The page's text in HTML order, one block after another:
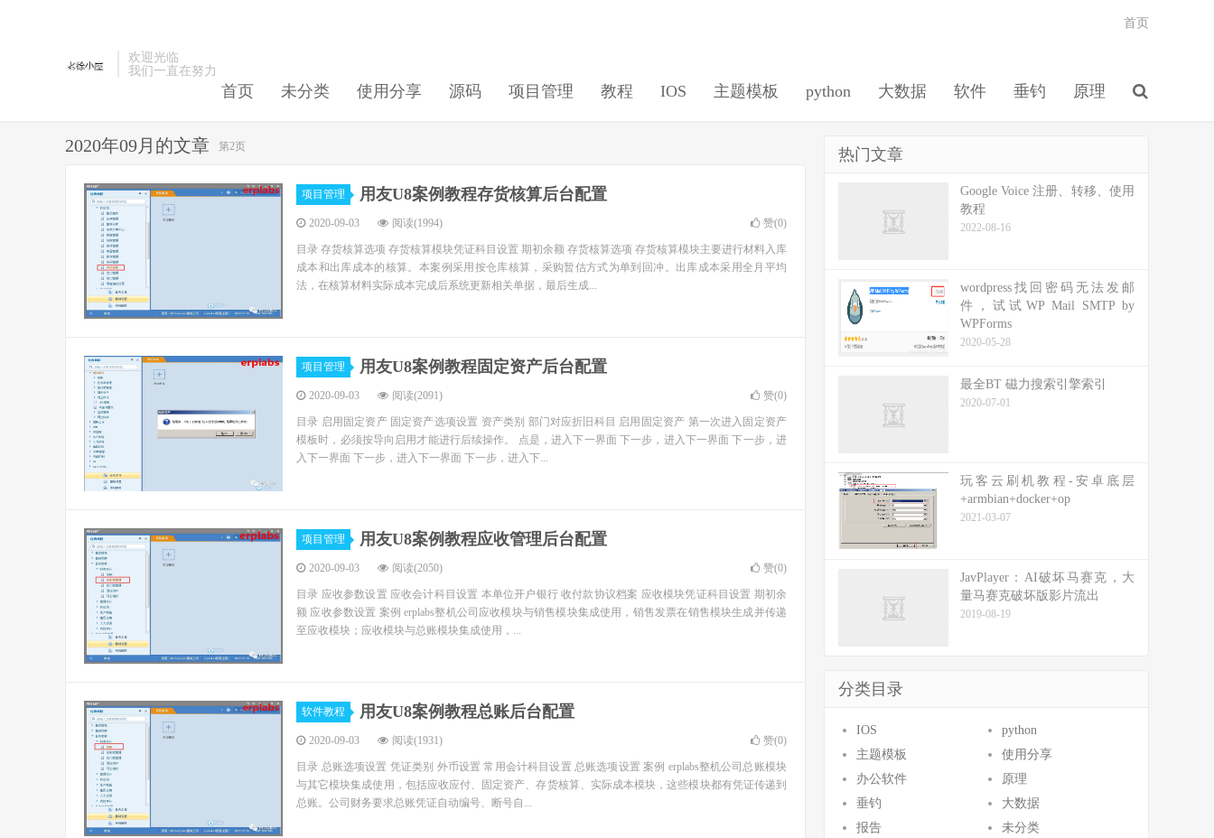
欢迎光临
我们一直在努力
首页 未分类 使用分享 源码 项目管理 教程 IOS 主题模板 python 大数据 软件 垂钓 原理
首页
2020年09月的文章 第2页
项目管理 用友U8案例教程存货核算后台配置
2020-09-03 阅读(1994) 赞(0)
目录 存货核算选项 存货核算模块凭证科目设置 期初余额 存货核算选项 存货核算模块主要进行材料入库
成本和出库成本的核算。本案例采用按仓库核算，采购暂估方式为单到回冲。出库成本采用全月平均
法，在核算材料实际成本完成后系统更新相关单据，最后生成...
项目管理 用友U8案例教程固定资产后台配置
2020-09-03 阅读(2091) 赞(0)
目录 启用固定资产 固定资产选项设置 资产类别 部门对应折旧科目 启用固定资产 第一次进入固定资产
模板时，必须按导向启用才能进行后续操作。 点是，进入下一界面 下一步，进入下一界面 下一步，进
入下一界面 下一步，进入下一界面 下一步，进入下...
项目管理 用友U8案例教程应收管理后台配置
2020-09-03 阅读(2050) 赞(0)
目录 应收参数设置 应收会计科目设置 本单位开户银行 收付款协议档案 应收模块凭证科目设置 期初余
额 应收参数设置 案例 erplabs整机公司应收模块与销售模块集成使用，销售发票在销售模块生成并传递
至应收模块；应收模块与总账模块集成使用，...
软件教程 用友U8案例教程总账后台配置
2020-09-03 阅读(1931) 赞(0)
目录 总账选项设置 凭证类别 外币设置 常用会计科目设置 总账选项设置 案例 erplabs整机公司总账模块
与其它模块集成使用，包括应收应付、固定资产、存货核算、实际成本模块，这些模块都有凭证传递到
总账。公司财务要求总账凭证自动编号、断号自...
热门文章
Google Voice 注册、转移、使用
教程
2022-08-16
wordpress找回密码无法发邮
件，试试WP Mail SMTP by
WPForms
2020-05-28
最全BT 磁力搜索引擎索引
2020-07-01
玩客云刷机教程-安卓底层
+armbian+docker+op
2021-03-07
JavPlayer：AI破坏马赛克，大
量马赛克破坏版影片流出
2019-08-19
分类目录
IOS
python
主题模板
使用分享
办公软件
原理
垂钓
大数据
报告
未分类